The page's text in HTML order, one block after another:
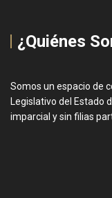
¿Quiénes
Somos un espacio de
Legislativo del Estado
imparcial y sin filias